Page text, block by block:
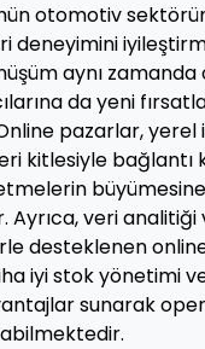
otomotiv
deneyimini
aynı
da yeni
pazarlar,
kitlesiyle bağlantı
Ayrıca, veri
desteklenen
iyi stok yönetimi
sunarak